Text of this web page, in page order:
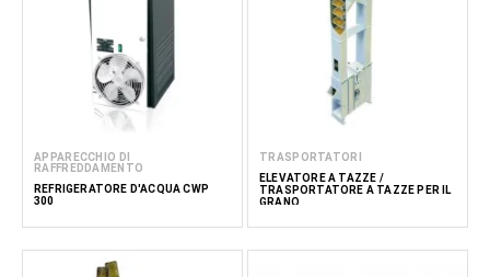
APPARECCHIO DI
RAFFREDDAMENTO
REFRIGERATORE D'ACQUA CWP
300
TRASPORTATORI
ELEVATORE A TAZZE /
TRASPORTATORE A TAZZE PER IL
GRANO